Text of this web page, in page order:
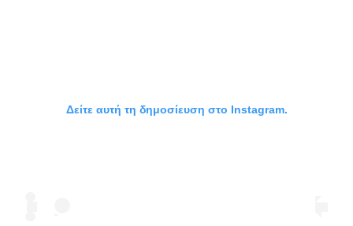
Δείτε αυτή τη δημοσίευση στο Instagram.